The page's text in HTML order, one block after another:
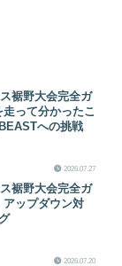
裾野大会完全ガ
って分かったこ
への挑戦
2026.07.27
裾野大会完全ガ
ップダウン対
2026.07.20